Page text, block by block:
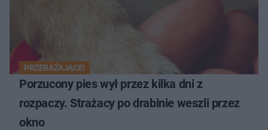
PRZERAŻAJĄCE!
Porzucony pies wył przez kilka dni z
rozpaczy. Strażacy po drabinie weszli przez
okno